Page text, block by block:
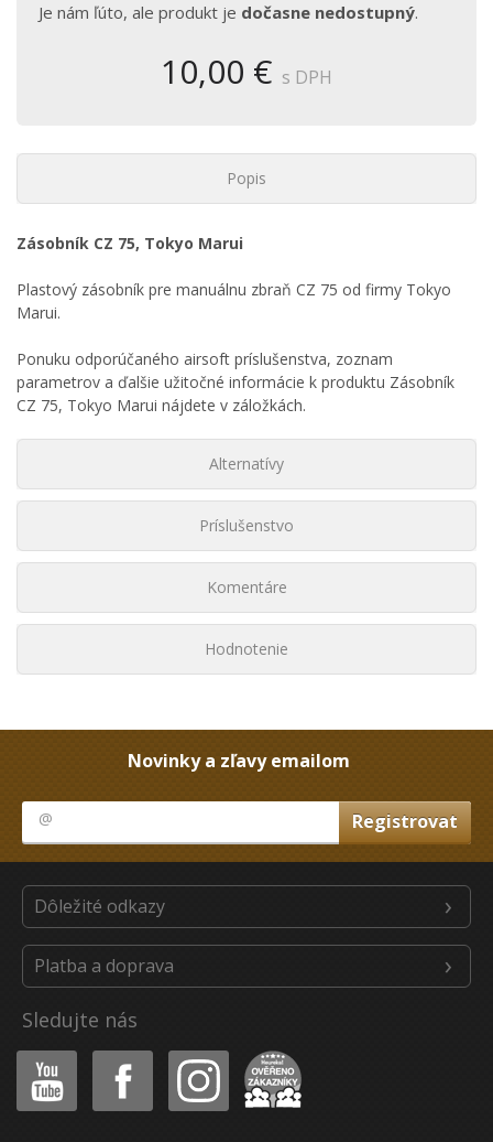
Je nám ľúto, ale produkt je dočasne nedostupný.
10,00 € s DPH
Popis
Zásobník CZ 75, Tokyo Marui
Plastový zásobník pre manuálnu zbraň CZ 75 od firmy Tokyo
Marui.
Ponuku odporúčaného airsoft príslušenstva, zoznam
parametrov a ďalšie užitočné informácie k produktu Zásobník
CZ 75, Tokyo Marui nájdete v záložkách.
Alternatívy
Príslušenstvo
Komentáre
Hodnotenie
Novinky a zľavy emailom
Dôležité odkazy
Platba a doprava
Sledujte nás
Youtube Facebook Instagram Heureka